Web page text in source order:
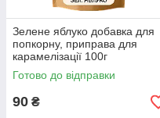
Зелене яблуко добавка для
попкорну, приправа для
карамелізації 100г
Готово до відправки
90 ₴